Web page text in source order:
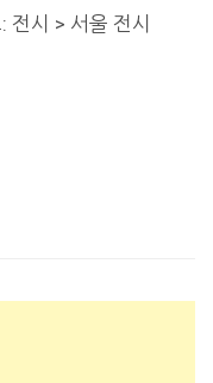
시 > 서울 전시